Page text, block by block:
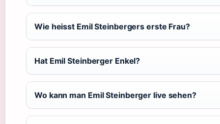
Wie heisst Emil Steinbergers erste Frau?
Hat Emil Steinberger Enkel?
Wo kann man Emil Steinberger live sehen?